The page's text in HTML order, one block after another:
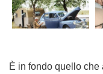
È in fondo quello